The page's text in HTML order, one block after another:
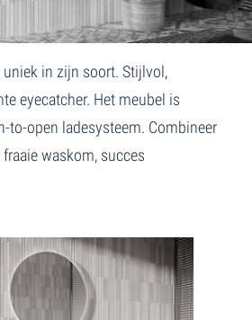
in zijn soort. Stijlvol,
eyecatcher. Het meubel is
to-open ladesysteem. Combineer
waskom, succes